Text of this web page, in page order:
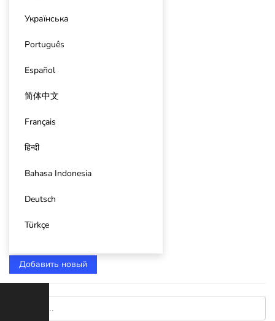
Українська
Português
Español
简体中文
Français
हिन्दी
Bahasa Indonesia
Deutsch
Türkçe
Добавить новый